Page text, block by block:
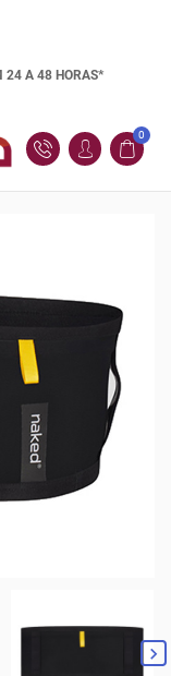
24 A 48 HORAS*
0
